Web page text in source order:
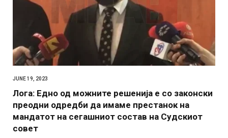
JUNE 19, 2023
Лога: Едно од можните решенија е со законски
преодни одредби да имаме престанок на
мандатот на сегашниот состав на Судскиот
совет